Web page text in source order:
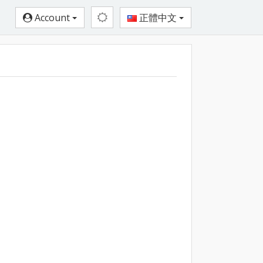
Account 正體中文